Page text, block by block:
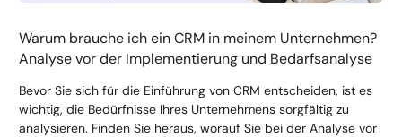
Warum brauche ich ein CRM in meinem Unternehmen?
Analyse vor der Implementierung und Bedarfsanalyse
Bevor Sie sich für die Einführung von CRM entscheiden, ist es
wichtig, die Bedürfnisse Ihres Unternehmens sorgfältig zu
analysieren. Finden Sie heraus, worauf Sie bei der Analyse vor